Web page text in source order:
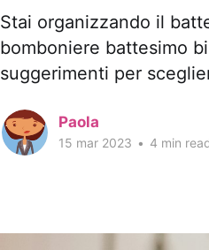
Stai organizzando il
bomboniere battesimo
suggerimenti per
Paola
15 mar 2023 • 4 min